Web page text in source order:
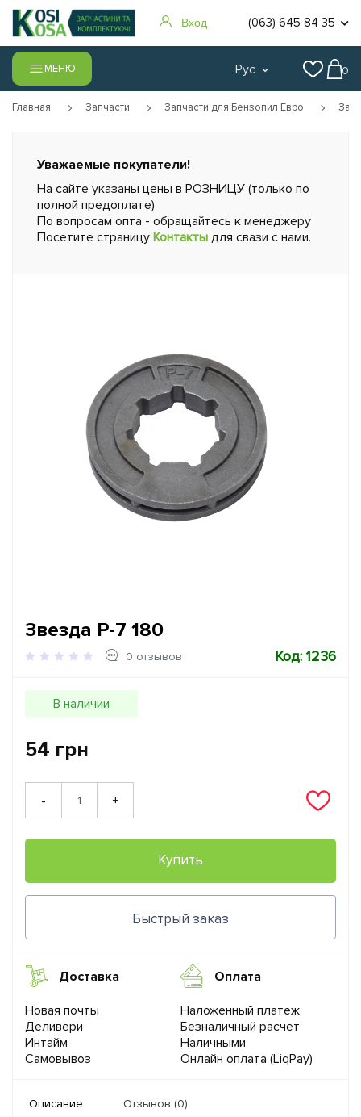
Вход (063) 645 84 35
МЕНЮ Рус 0
Главная Запчасти Запчасти для Бензопил Евро
Уважаемые покупатели!
На сайте указаны цены в РОЗНИЦУ (только по
полной предоплате)
По вопросам опта - обращайтесь к менеджеру
Посетите страницу Контакты для свази с нами.
Звезда Р-7 180
0 отзывов Код: 1236
В наличии
54 грн
- +
Купить
Быстрый заказ
Доставка
Новая почты
Деливери
Интайм
Самовывоз
Оплата
Наложенный платеж
Безналичный расчет
Наличными
Онлайн оплата (LiqPay)
Описание Отзывов (0)